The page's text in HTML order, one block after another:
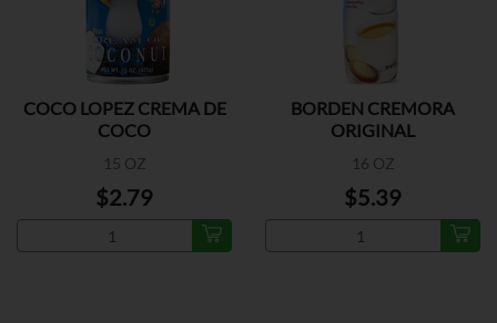
COCO LOPEZ CREMA DE
COCO
15 OZ
$2.79
BORDEN CREMORA
ORIGINAL
16 OZ
$5.39